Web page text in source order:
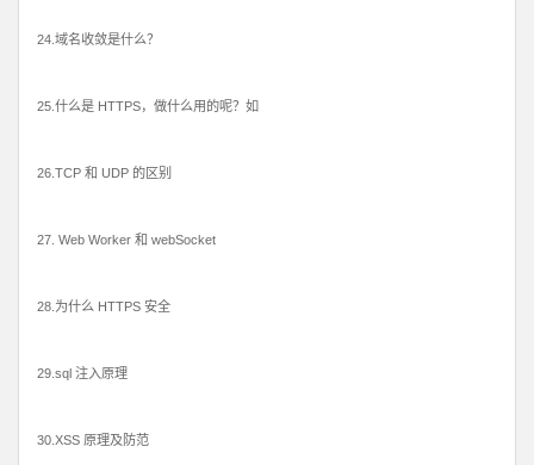
24.域名收敛是什么？
25.什么是 HTTPS，做什么用的呢？如
26.TCP 和 UDP 的区别
27. Web Worker 和 webSocket
28.为什么 HTTPS 安全
29.sql 注入原理
30.XSS 原理及防范